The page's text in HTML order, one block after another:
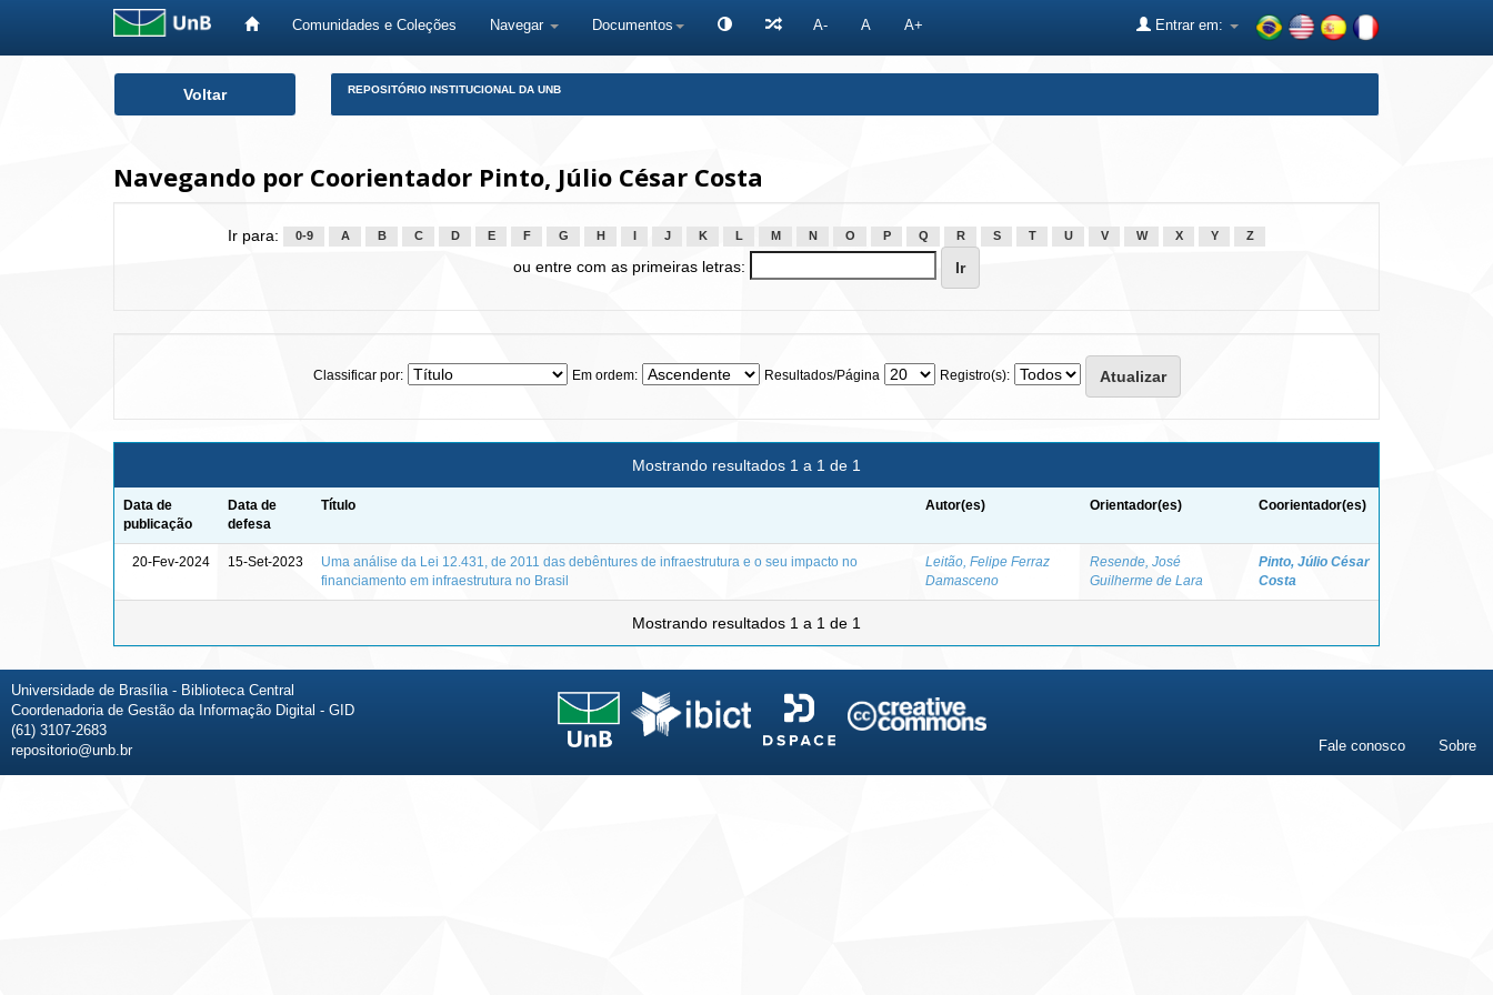
Comunidades e Coleções Navegar Documentos A- A A+ Entrar em:
Voltar REPOSITÓRIO INSTITUCIONAL DA UNB
Navegando por Coorientador Pinto, Júlio César Costa
Ir para: 0-9 A B C D E F G H J K L M N O P Q R S T U V W X Y Z
ou entre com as primeiras letras:
Classificar por: Em ordem: Resultados/Página Registro(s):
Mostrando resultados 1 a 1 de 1
Data de
publicação
Data de
defesa
Título Autor(es) Orientador(es) Coorientador(es)
20-Fev-2024 15-Set-2023
Uma análise da Lei 12.431, de 2011 das debêntures de infraestrutura e o seu impacto no
financiamento em infraestrutura no Brasil
Leitão, Felipe Ferraz
Damasceno
Resende, José
Guilherme de Lara
Pinto, Júlio César
Costa
Mostrando resultados 1 a 1 de 1
Universidade de Brasília - Biblioteca Central
Coordenadoria de Gestão da Informação Digital - GID
(61) 3107-2683
repositorio@unb.br
Fale conosco Sobre